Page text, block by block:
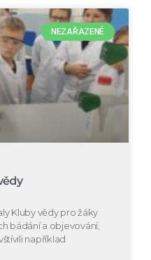
NEZAŘAZENÉ
Kluby vědy pro žáky
bádání a objevování,
například